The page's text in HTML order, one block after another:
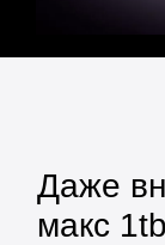
Даже
макс